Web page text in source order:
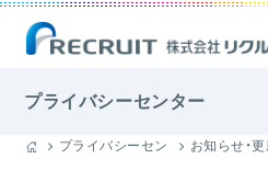
プライバシーセンター
プライバシーセンターお知らせ・